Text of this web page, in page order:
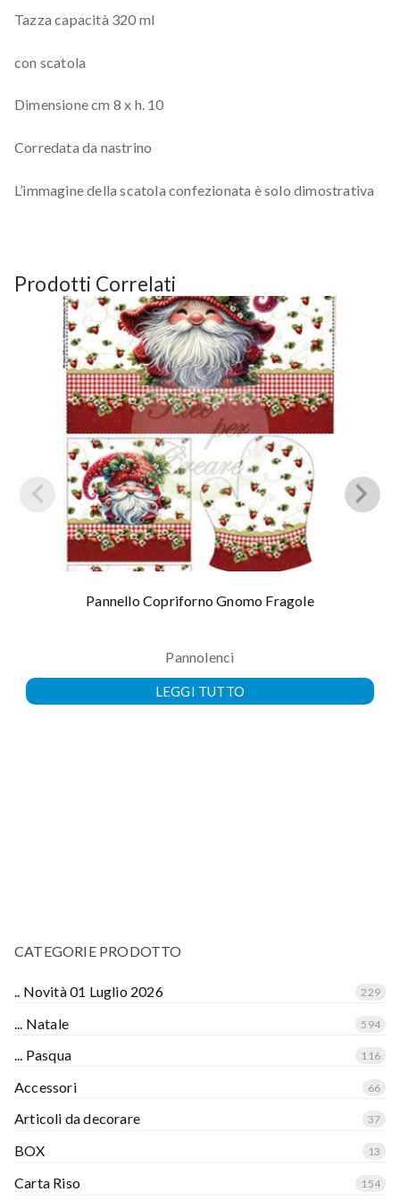
Tazza capacità 320 ml
con scatola
Dimensione cm 8 x h. 10
Corredata da nastrino
L’immagine della scatola confezionata è solo dimostrativa
Prodotti Correlati
Pannello Copriforno Gnomo Fragole
Pannolenci
LEGGI TUTTO
CATEGORIE PRODOTTO
.. Novità 01 Luglio 2026 229
... Natale 594
... Pasqua 116
Accessori 66
Articoli da decorare 37
BOX 13
Carta Riso 154